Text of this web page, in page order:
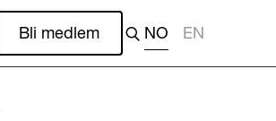
Bli medlem NO EN